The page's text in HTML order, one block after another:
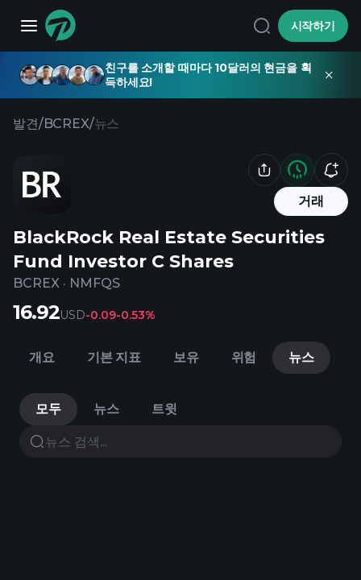
시작하기
친구를 소개할 때마다 10달러의 현금을 획
득하세요!
발견/BCREX/뉴스
거래
BlackRock Real Estate Securities
Fund Investor C Shares
BCREX · NMFQS
16.92USD-0.09-0.53%
개요 기본 지표 보유 위험 뉴스
모두 뉴스 트윗